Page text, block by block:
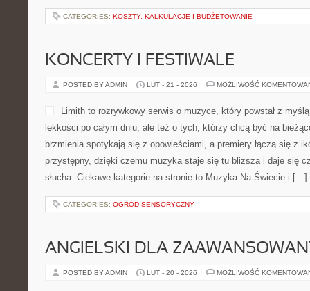
CATEGORIES: KOSZTY, KALKULACJE I BUDŻETOWANIE
KONCERTY I FESTIWALE
POSTED BY ADMIN LUT - 21 - 2026 MOŻLIWOŚĆ
Limith to rozrywkowy serwis o muzyce, który powstał z
lekkości po całym dniu, ale też o tych, którzy chcą być na
brzmienia spotykają się z opowieściami, a premiery łączą się z
przystępny, dzięki czemu muzyka staje się tu bliższa i daje się
słucha. Ciekawe kategorie na stronie to Muzyka Na Świecie i […]
CATEGORIES: OGRÓD SENSORYCZNY
ANGIELSKI DLA
POSTED BY ADMIN LUT - 20 - 2026 MOŻLIWOŚĆ